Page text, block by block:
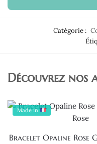
Catégorie :
Découvrez nos
Made in
Bracelet Opaline Rose